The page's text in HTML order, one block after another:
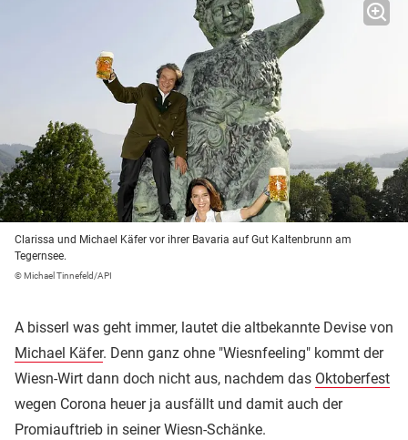
Clarissa und Michael Käfer vor ihrer Bavaria auf Gut Kaltenbrunn am
Tegernsee.
© Michael Tinnefeld/API
A bisserl was geht immer, lautet die altbekannte Devise von
Michael Käfer. Denn ganz ohne "Wiesnfeeling" kommt der
Wiesn-Wirt dann doch nicht aus, nachdem das Oktoberfest
wegen Corona heuer ja ausfällt und damit auch der
Promiauftrieb in seiner Wiesn-Schänke.